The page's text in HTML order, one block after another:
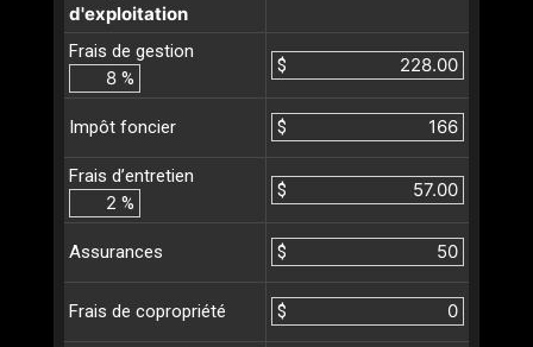
d'exploitation
Frais de gestion
%
$
Impôt foncier $
Frais d’entretien
%
$
Assurances $
Frais de copropriété $